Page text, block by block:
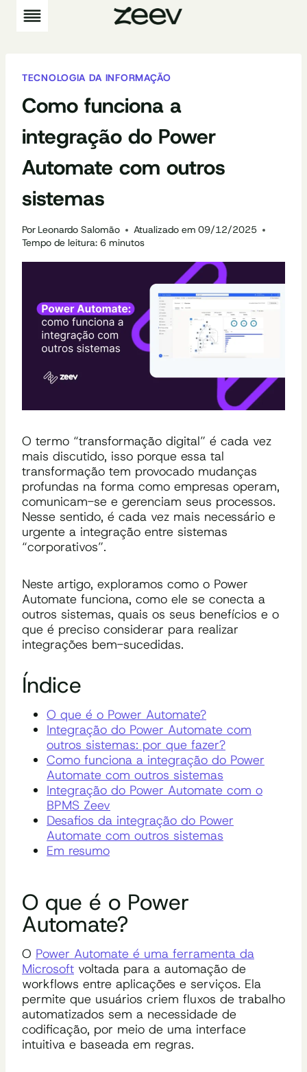
Pular
para
TECNOLOGIA DA INFORMAÇÃO
Como funciona a
integração do Power
Automate com outros
sistemas
Por Leonardo Salomão Atualizado em 09/12/2025
Tempo de leitura: 6 minutos
O termo “transformação digital” é cada vez
mais discutido, isso porque essa tal
transformação tem provocado mudanças
profundas na forma como empresas operam,
comunicam-se e gerenciam seus processos.
Nesse sentido, é cada vez mais necessário e
urgente a integração entre sistemas
“corporativos”.
Neste artigo, exploramos como o Power
Automate funciona, como ele se conecta a
outros sistemas, quais os seus benefícios e o
que é preciso considerar para realizar
integrações bem-sucedidas.
Índice
O que é o Power Automate?
Integração do Power Automate com
outros sistemas: por que fazer?
Como funciona a integração do Power
Automate com outros sistemas
Integração do Power Automate com o
BPMS Zeev
Desafios da integração do Power
Automate com outros sistemas
Em resumo
O que é o Power
Automate?
O Power Automate é uma ferramenta da
Microsoft voltada para a automação de
workflows entre aplicações e serviços. Ela
permite que usuários criem fluxos de trabalho
automatizados sem a necessidade de
codificação, por meio de uma interface
intuitiva e baseada em regras.